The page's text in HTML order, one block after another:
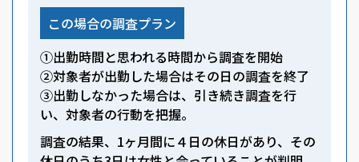
この場合の調査プラン
①出勤時間と思われる時間から調査を開始
②対象者が出勤した場合はその日の調査を終了
③出勤しなかった場合は、引き続き調査を行
い、対象者の行動を把握。
調査の結果、1ヶ月間に４日の休日があり、その